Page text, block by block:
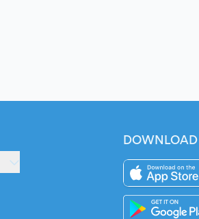
DOWNLOAD